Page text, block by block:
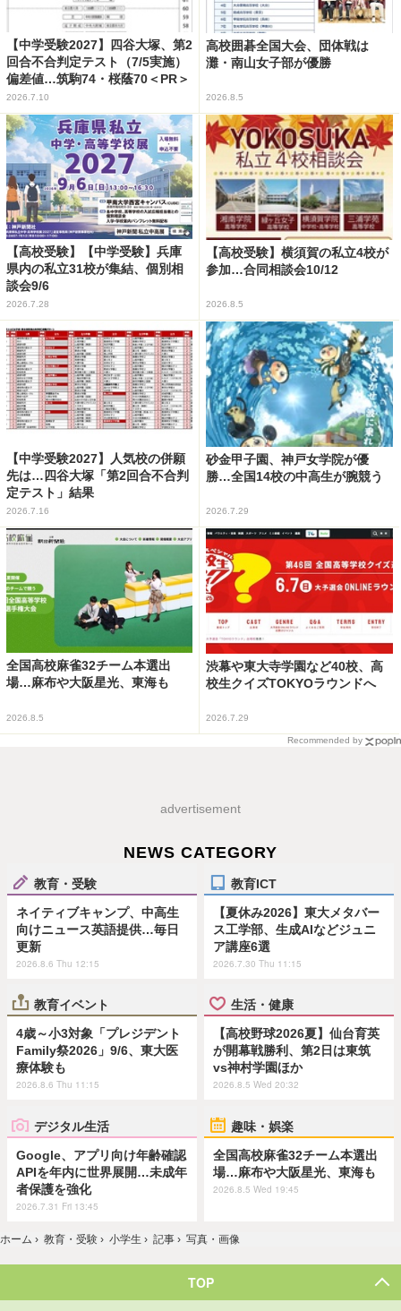
【中学受験2027】四谷大塚、第2
回合不合判定テスト（7/5実施）
偏差値…筑駒74・桜蔭70＜PR＞
2026.7.10
高校囲碁全国大会、団体戦は
灘・南山女子部が優勝
2026.8.5
【高校受験】【中学受験】兵庫
県内の私立31校が集結、個別相
談会9/6
2026.7.28
【高校受験】横須賀の私立4校が
参加…合同相談会10/12
2026.8.5
【中学受験2027】人気校の併願
先は…四谷大塚「第2回合不合判
定テスト」結果
2026.7.16
砂金甲子園、神戸女学院が優
勝…全国14校の中高生が腕競う
2026.7.29
全国高校麻雀32チーム本選出
場…麻布や大阪星光、東海も
2026.8.5
渋幕や東大寺学園など40校、高
校生クイズTOKYOラウンドへ
2026.7.29
Recommended by
advertisement
NEWS CATEGORY
教育・受験
ネイティブキャンプ、中高生
向けニュース英語提供…毎日
更新
2026.8.6 Thu 12:15
教育ICT
【夏休み2026】東大メタバー
ス工学部、生成AIなどジュニ
ア講座6選
2026.7.30 Thu 11:15
教育イベント
4歳～小3対象「プレジデント
Family祭2026」9/6、東大医
療体験も
2026.8.6 Thu 11:15
生活・健康
【高校野球2026夏】仙台育英
が開幕戦勝利、第2日は東筑
vs神村学園ほか
2026.8.5 Wed 20:32
デジタル生活
Google、アプリ向け年齢確認
APIを年内に世界展開…未成年
者保護を強化
2026.7.31 Fri 13:45
趣味・娯楽
全国高校麻雀32チーム本選出
場…麻布や大阪星光、東海も
2026.8.5 Wed 19:45
ホーム › 教育・受験 › 小学生 › 記事 › 写真・画像
TOP